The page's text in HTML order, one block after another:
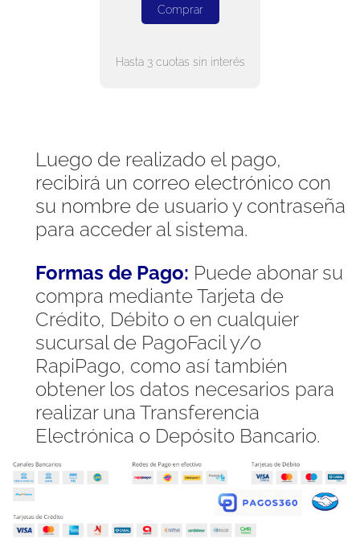
Comprar
Hasta 3 cuotas sin interés
Luego de realizado el pago,
recibirá un correo electrónico con
su nombre de usuario y contraseña
para acceder al sistema.
Formas de Pago: Puede abonar su
compra mediante Tarjeta de
Crédito, Débito o en cualquier
sucursal de PagoFacil y/o
RapiPago, como así también
obtener los datos necesarios para
realizar una Transferencia
Electrónica o Depósito Bancario.